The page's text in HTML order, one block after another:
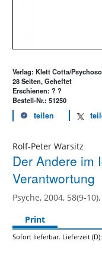
Verlag: Klett Cotta/
28 Seiten, Geheftet
Erschienen: ? ?
Bestell-Nr.: 51250
teilen
Rolf-Peter Warsitz
Der Andere im
Verantwortung
Psyche, 2004, 58(9-
Print
Sofort lieferbar. Lieferzeit